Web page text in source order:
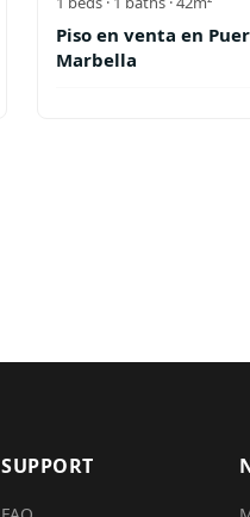
Piso en venta en
Marbella
SUPPORT